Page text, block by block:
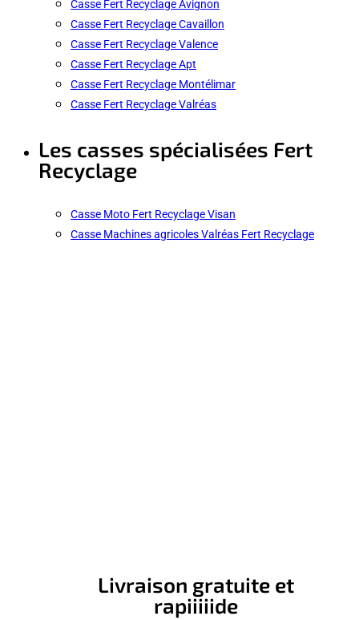
Casse Fert Recyclage Avignon
Casse Fert Recyclage Cavaillon
Casse Fert Recyclage Valence
Casse Fert Recyclage Apt
Casse Fert Recyclage Montélimar
Casse Fert Recyclage Valréas
Les casses spécialisées Fert
Recyclage
Casse Moto Fert Recyclage Visan
Casse Machines agricoles Valréas Fert Recyclage
Livraison gratuite et
rapiiiiide